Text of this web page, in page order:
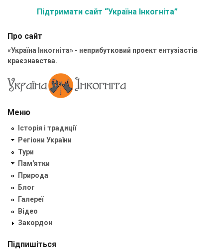
Підтримати сайт “Україна Інкогніта”
Про сайт
«Україна Інкогніта» - неприбутковий проект ентузіастів
краєзнавства.
Меню
Історія і традиції
Регіони України
Тури
Пам'ятки
Природа
Блог
Галереї
Відео
Закордон
Підпишіться